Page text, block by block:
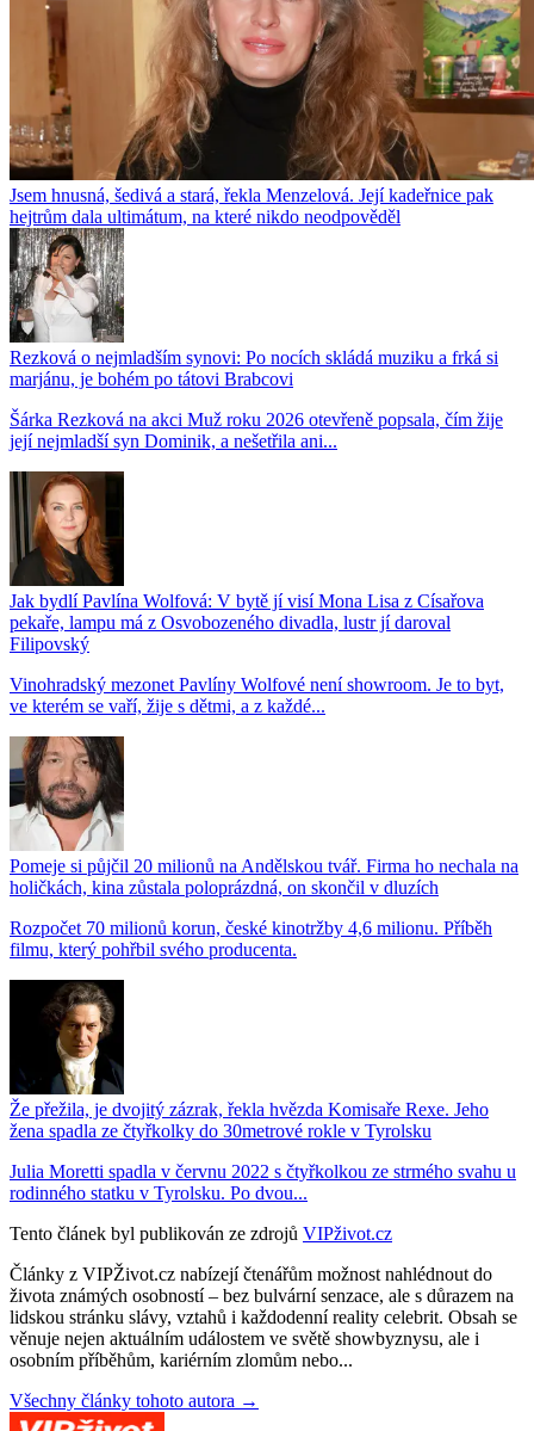
Jsem hnusná, šedivá a stará, řekla Menzelová. Její kadeřnice pak
hejtrům dala ultimátum, na které nikdo neodpověděl
Rezková o nejmladším synovi: Po nocích skládá muziku a frká si
marjánu, je bohém po tátovi Brabcovi
Šárka Rezková na akci Muž roku 2026 otevřeně popsala, čím žije
její nejmladší syn Dominik, a nešetřila ani...
Jak bydlí Pavlína Wolfová: V bytě jí visí Mona Lisa z Císařova
pekaře, lampu má z Osvobozeného divadla, lustr jí daroval
Filipovský
Vinohradský mezonet Pavlíny Wolfové není showroom. Je to byt,
ve kterém se vaří, žije s dětmi, a z každé...
Pomeje si půjčil 20 milionů na Andělskou tvář. Firma ho nechala na
holičkách, kina zůstala poloprázdná, on skončil v dluzích
Rozpočet 70 milionů korun, české kinotržby 4,6 milionu. Příběh
filmu, který pohřbil svého producenta.
Že přežila, je dvojitý zázrak, řekla hvězda Komisaře Rexe. Jeho
žena spadla ze čtyřkolky do 30metrové rokle v Tyrolsku
Julia Moretti spadla v červnu 2022 s čtyřkolkou ze strmého svahu u
rodinného statku v Tyrolsku. Po dvou...
Tento článek byl publikován ze zdrojů VIPživot.cz
Články z VIPŽivot.cz nabízejí čtenářům možnost nahlédnout do
života známých osobností – bez bulvární senzace, ale s důrazem na
lidskou stránku slávy, vztahů i každodenní reality celebrit. Obsah se
věnuje nejen aktuálním událostem ve světě showbyznysu, ale i
osobním příběhům, kariérním zlomům nebo...
Všechny články tohoto autora →